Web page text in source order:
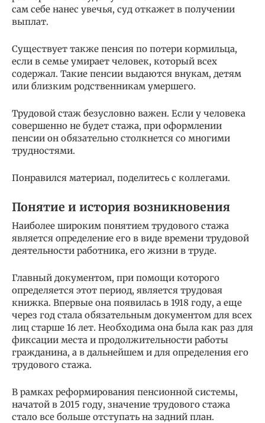
сам себе нанес увечья, суд откажет в получении
выплат.
Существует также пенсия по потери кормильца,
если в семье умирает человек, который всех
содержал. Такие пенсии выдаются внукам, детям
или близким родственникам умершего.
Трудовой стаж безусловно важен. Если у человека
совершенно не будет стажа, при оформлении
пенсии он обязательно столкнется со многими
трудностями.
Понравился материал, поделитесь с коллегами.
Понятие и история возникновения
Наиболее широким понятием трудового стажа
является определение его в виде времени трудовой
деятельности работника, его жизни в труде.
Главный документом, при помощи которого
определяется этот период, является трудовая
книжка. Впервые она появилась в 1918 году, а еще
через год стала обязательным документом для всех
лиц старше 16 лет. Необходима она была как раз для
фиксации места и продолжительности работы
гражданина, а в дальнейшем и для определения его
трудового стажа.
В рамках реформирования пенсионной системы,
начатой в 2015 году, значение трудового стажа
стало все больше отступать на задний план.